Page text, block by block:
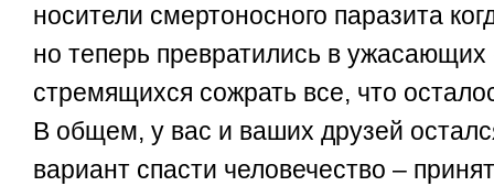
носители смертоносного паразита
но теперь превратились в
стремящихся сожрать все, что
В общем, у вас и ваших друзей
вариант спасти человечество –